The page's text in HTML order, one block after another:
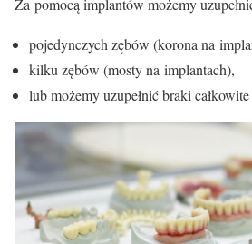
Za pomocą implantów możemy
pojedynczych zębów (korona na
kilku zębów (mosty na implantach),
lub możemy uzupełnić braki